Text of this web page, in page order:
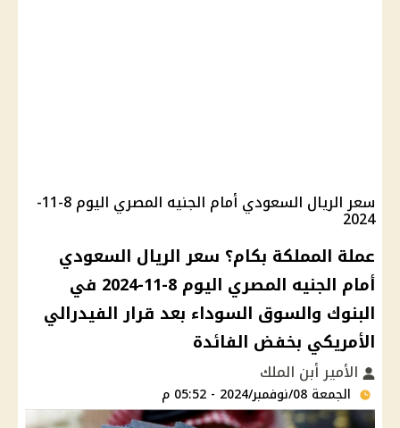
سعر الريال السعودي أمام الجنيه المصري اليوم 8-11-
2024
عملة المملكة بكام؟ سعر الريال السعودي
أمام الجنيه المصري اليوم 8-11-2024 في
البنوك والسوق السوداء بعد قرار الفيدرالي
الأمريكي بخفض الفائدة
الأمير أبن الملك
الجمعة 08/نوفمبر/2024 - 05:52 م